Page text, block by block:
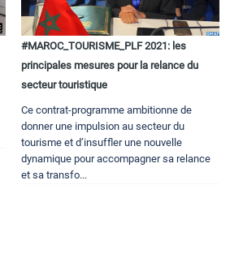
#MAROC_TOURISME_PLF 2021: les
principales mesures pour la relance du
secteur touristique
Ce contrat-programme ambitionne de
donner une impulsion au secteur du
tourisme et d’insuffler une nouvelle
dynamique pour accompagner sa relance
et sa transfo...